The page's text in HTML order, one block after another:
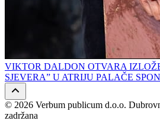
VIKTOR DALDON OTVARA
SJEVERA” U ATRIJU PALAČE
© 2026 Verbum publicum d.o.o.
zadržana